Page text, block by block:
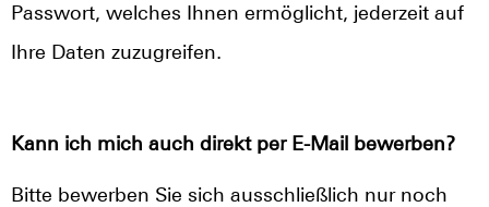
Passwort, welches Ihnen ermöglicht, jederzeit auf
Ihre Daten zuzugreifen.
Kann ich mich auch direkt per E-Mail bewerben?
Bitte bewerben Sie sich ausschließlich nur noch